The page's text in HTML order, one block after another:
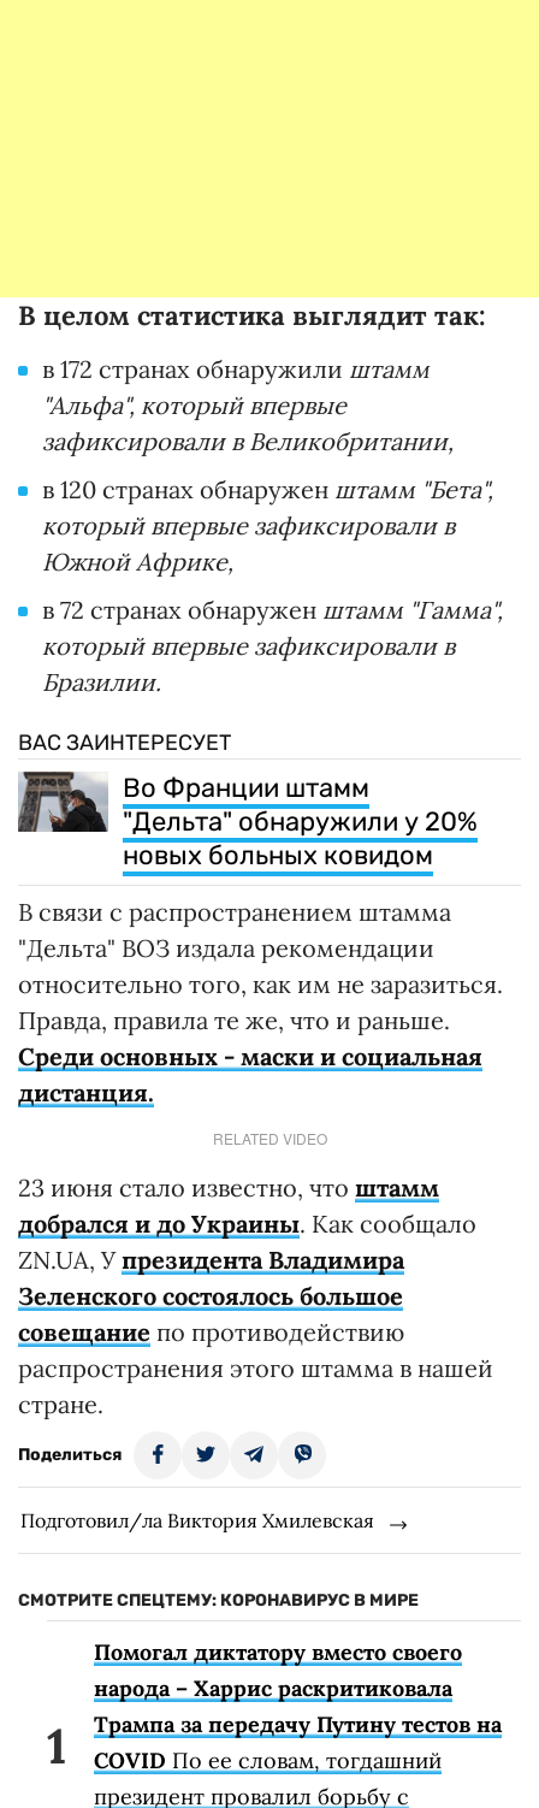
В целом статистика выглядит так:
в 172 странах обнаружили штамм
"Альфа", который впервые
зафиксировали в Великобритании,
в 120 странах обнаружен штамм "Бета",
который впервые зафиксировали в
Южной Африке,
в 72 странах обнаружен штамм "Гамма",
который впервые зафиксировали в
Бразилии.
ВАС ЗАИНТЕРЕСУЕТ
Во Франции штамм
"Дельта" обнаружили у 20%
новых больных ковидом
В связи с распространением штамма
"Дельта" ВОЗ издала рекомендации
относительно того, как им не заразиться.
Правда, правила те же, что и раньше.
Среди основных - маски и социальная
дистанция.
RELATED VIDEO
23 июня стало известно, что штамм
добрался и до Украины. Как сообщало
ZN.UA, Упрезидента Владимира
Зеленского состоялось большое
совещание по противодействию
распространения этого штамма в нашей
стране.
Поделиться
Подготовил/ла Виктория Хмилевская
СМОТРИТЕ СПЕЦТЕМУ: КОРОНАВИРУС В МИРЕ
Помогал диктатору вместо своего
народа – Харрис раскритиковала
Трампа за передачу Путину тестов на
COVID По ее словам, тогдашний
президент провалил борьбу с